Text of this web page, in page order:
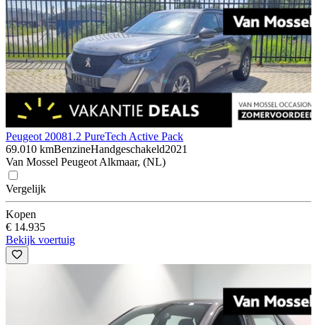
Peugeot 20081.2 PureTech Active Pack
69.010 kmBenzineHandgeschakeld2021
Van Mossel Peugeot Alkmaar, (NL)
Vergelijk
Kopen
€ 14.935
Bekijk voertuig